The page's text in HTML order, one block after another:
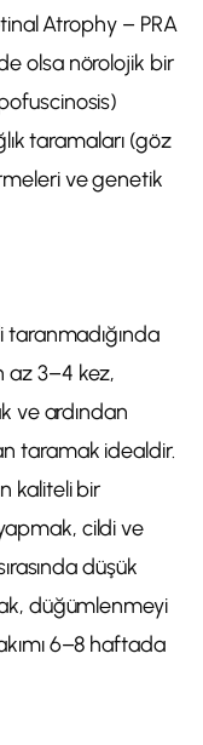
Atrophy – PRA
olsa nörolojik bir
taramaları (göz
ve genetik
taranmadığında
az 3–4 kez,
ve ardından
taramak idealdir.
kaliteli bir
cildi ve
düşük
düğümlenmeyi
6–8 haftada